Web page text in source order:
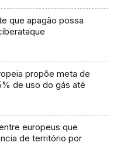
que apagão possa
propõe meta de
de uso do gás até
europeus que
de território por